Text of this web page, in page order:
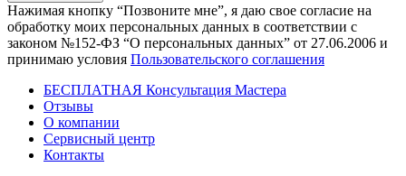
Нажимая кнопку “Позвоните мне”, я даю свое согласие на
обработку моих персональных данных в соответствии с
законом №152-ФЗ “О персональных данных” от 27.06.2006 и
принимаю условия Пользовательского соглашения
БЕСПЛАТНАЯ Консультация Мастера
Отзывы
О компании
Сервисный центр
Контакты